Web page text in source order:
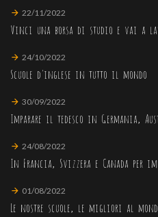
22/11/2022
Vinci una borsa di studio e vai a
24/10/2022
Scuole d'inglese in tutto il mondo
30/09/2022
Imparare il tedesco in Germania,
24/08/2022
In Francia, Svizzera e Canada per
01/08/2022
Le nostre scuole, le migliori al